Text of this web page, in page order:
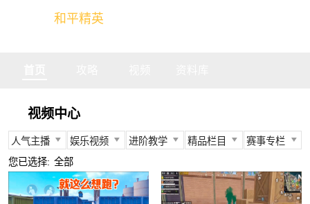
和平精英
视频中心
人气主播 娱乐视频 进阶教学 精品栏目 赛事专栏
所有
不求人
柔柔
娱乐精英
情感电台
身法教学
武器装备
官方视频
燃烧吧大局观
PEC
PEL
您已选择: 全部